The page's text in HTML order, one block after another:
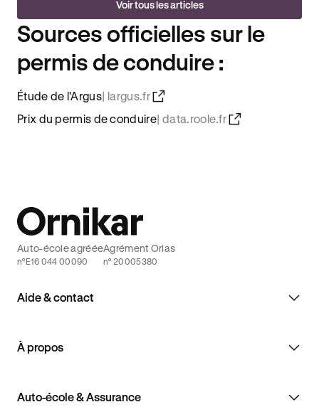
"liberté totale".
Voir tous les articles
Sources officielles sur le
permis de conduire :
Étude de l'Argus| largus.fr
Prix du permis de conduire| data.roole.fr
Aide & contact
À propos
Auto-école & Assurance
Auto-école agréée
n°E16 044 00090
Agrément Orias
n° 20005380